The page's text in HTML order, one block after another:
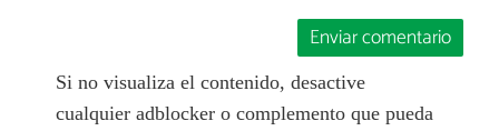
Enviar comentario
Si no visualiza el contenido, desactive
cualquier adblocker o complemento que pueda